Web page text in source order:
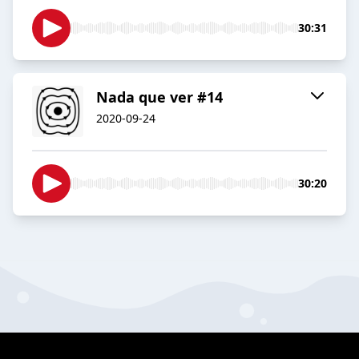
30:31
Nada que ver #14
2020-09-24
30:20